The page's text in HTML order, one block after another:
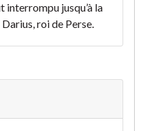
interrompu jusqu’à la
roi de Perse.